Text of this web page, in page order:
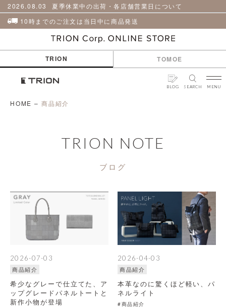
2026.08.03
夏季休業中の出荷・各店舗営業日について
10時までのご注文は当日中に商品発送
TRION TOMOE
BLOG SEARCH MENU
革
小
物
ア
品
HOME – 商品紹介
TRION NOTE
ブログ
2026-07-03
商品紹介
希少なグレーで仕立てた、ア
ップグレードパネルトートと
新作小物が登場
2026-04-03
商品紹介
本革なのに驚くほど軽い、パ
ネルライト
#商品紹介